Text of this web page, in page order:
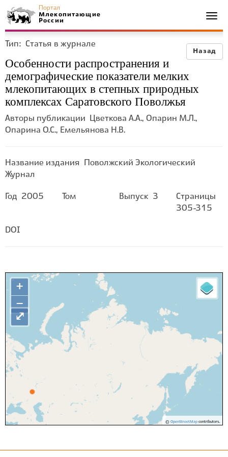
Портал
Млекопитающие
России
Назад
Тип: Статья в журнале
Особенности распространения и
демографические показатели мелких
млекопитающих в степных природных
комплексах Саратовского Поволжья
Авторы публикации
Цветкова А.А., Опарин М.Л.,
Опарина О.С., Емельянова Н.В.
Название издания
Поволжский Экологический
Журнал
Год 2005 Том Выпуск 3
Страницы
305-315
DOI
+
−
© OpenStreetMapcontributors.
⤢